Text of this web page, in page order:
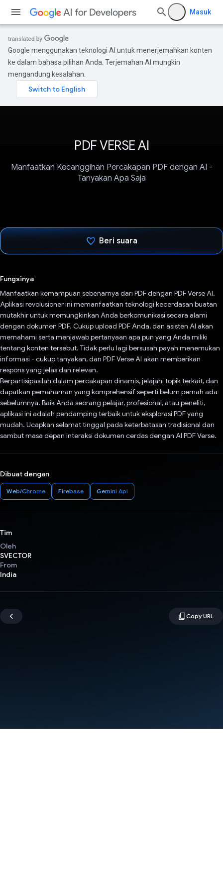
Masuk
Google menggunakan teknologi AI untuk menerjemahkan konten
ke dalam bahasa pilihan Anda. Terjemahan AI mungkin
mengandung kesalahan.
PDF VERSE AI
Manfaatkan Kecanggihan Percakapan PDF dengan AI -
Tanyakan Apa Saja
Beri suara
Fungsinya
Manfaatkan kemampuan sebenarnya dari PDF dengan PDF Verse AI.
Aplikasi revolusioner ini memanfaatkan teknologi kecerdasan buatan
mutakhir untuk memungkinkan Anda berkomunikasi secara alami
dengan dokumen PDF. Cukup upload PDF Anda, dan asisten AI akan
memahami serta menjawab pertanyaan apa pun yang Anda miliki
tentang konten tersebut. Tidak perlu lagi bersusah payah menemukan
informasi - cukup tanyakan, dan PDF Verse AI akan memberikan
respons yang jelas dan relevan.
Berpartisipasilah dalam percakapan dinamis, jelajahi topik terkait, dan
dapatkan pemahaman yang komprehensif seperti belum pernah ada
sebelumnya. Baik Anda seorang pelajar, profesional, atau peneliti,
aplikasi ini adalah pendamping terbaik untuk eksplorasi PDF yang
mudah. Ucapkan selamat tinggal pada keterbatasan tradisional dan
sambut masa depan interaksi dokumen cerdas dengan AI PDF Verse.
Dibuat dengan
Web/Chrome Firebase Gemini Api
Tim
Oleh
SVECTOR
From
India